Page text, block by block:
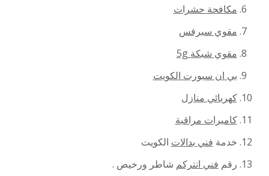
مكافحة حشرات
مقوي سيرفس
مقوي شبكة 5g
بي ان سبورت الكويت
كهربائي منازل
كاميرات مراقبة
خدمة فني بدالات الكويت
رقم فني انتركم شاطر ورخيص .